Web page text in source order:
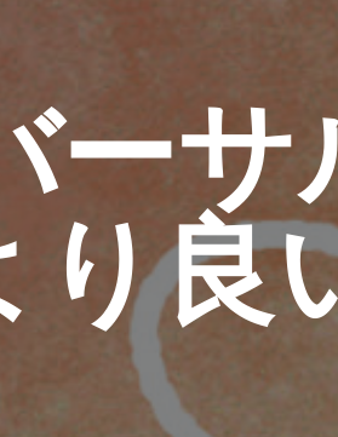
ー
り良